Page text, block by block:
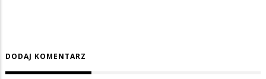
DODAJ KOMENTARZ